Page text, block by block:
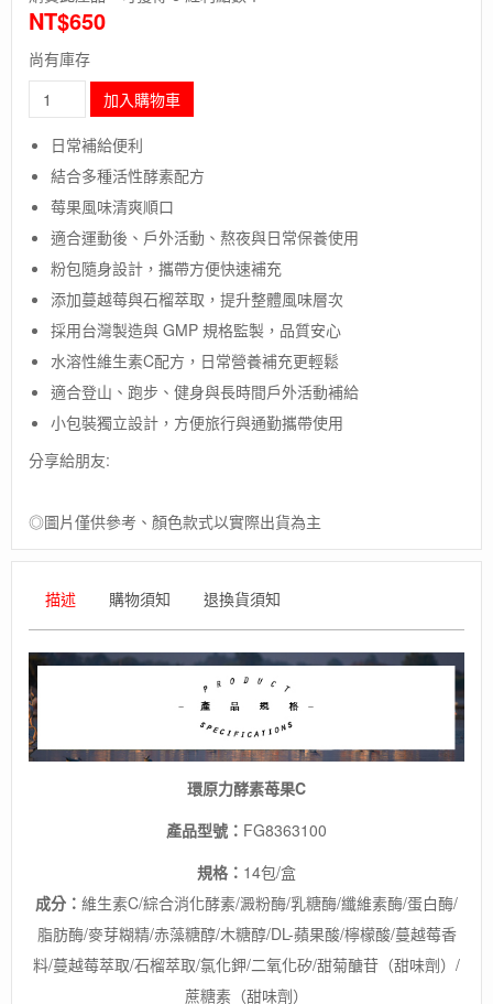
NT$650
尚有庫存
毛
【RACE
ON
銳
環
原
酵
素
苺
C/
戶
補
素
保
量
加入購物車
日常補給便利
結合多種活性酵素配方
莓果風味清爽順口
適合運動後、戶外活動、熬夜與日常保養使用
粉包隨身設計，攜帶方便快速補充
添加蔓越莓與石榴萃取，提升整體風味層次
採用台灣製造與 GMP 規格監製，品質安心
水溶性維生素C配方，日常營養補充更輕鬆
適合登山、跑步、健身與長時間戶外活動補給
小包裝獨立設計，方便旅行與通勤攜帶使用
分享給朋友:
◎圖片僅供參考、顏色款式以實際出貨為主
描述 購物須知 退換貨須知
環原力酵素苺果C
產品型號： FG8363100
規格： 14包/盒
成分： 維生素C/綜合消化酵素/澱粉酶/乳糖酶/纖維素酶/蛋白酶/
脂肪酶/麥芽糊精/赤藻糖醇/木糖醇/DL-蘋果酸/檸檬酸/蔓越莓香
料/蔓越莓萃取/石榴萃取/氯化鉀/二氧化矽/甜菊醣苷（甜味劑）/
蔗糖素（甜味劑）